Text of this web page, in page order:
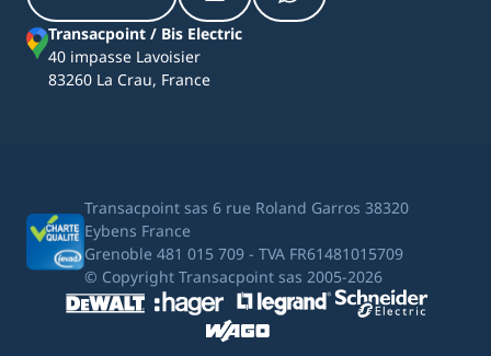
Transacpoint / Bis Electric
40 impasse Lavoisier
83260 La Crau, France
Transacpoint sas 6 rue Roland Garros 38320
Eybens France
Grenoble 481 015 709 - TVA FR61481015709
© Copyright Transacpoint sas 2005-2026